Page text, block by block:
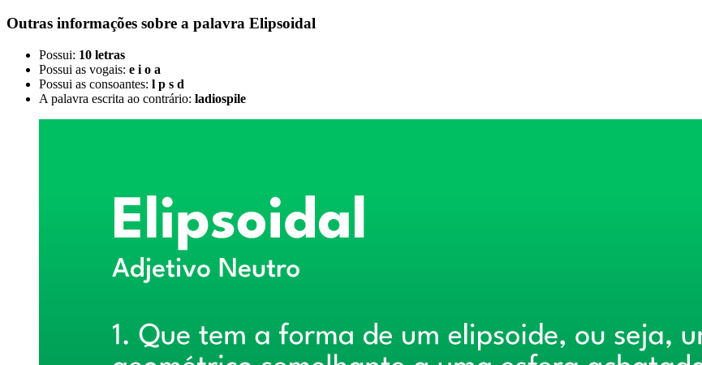
Outras informações sobre a palavra Elipsoidal
Possui: 10 letras
Possui as vogais: e i o a
Possui as consoantes: l p s d
A palavra escrita ao contrário: ladiospile